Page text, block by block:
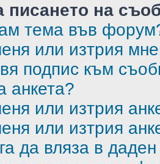
писането на
тема във
или изтрия
подпис към
анкета?
или изтрия
или изтрия
да вляза в